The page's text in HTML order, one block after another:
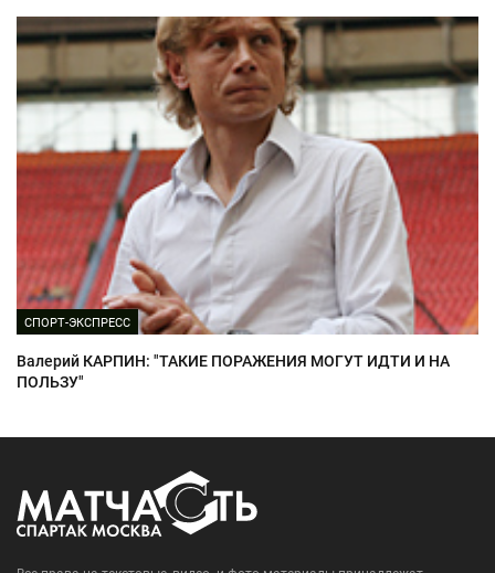
СПОРТ-ЭКСПРЕСС
Валерий КАРПИН: "ТАКИЕ ПОРАЖЕНИЯ МОГУТ ИДТИ И НА
ПОЛЬЗУ"